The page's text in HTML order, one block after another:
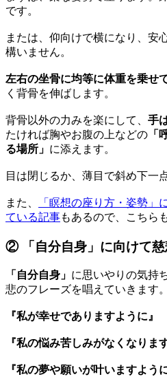
です。
または、仰向けで横になり、安
構いません。
左右の坐骨に均等に体重を乗せ
く背骨を伸ばします。
背骨以外の力みを楽にして、 手
たければ胸やお腹の上などの 「
る場所」 に添えます。
目は閉じるか、薄目で斜め下一
また、
「瞑想の座り方・姿勢」
ている記事もあるので、こちら
② 「自分自身」に向けて
「自分自身」 に思いやりの気持
悲のフレーズを唱えていきます。
『私が幸せでありますように』
『私の悩み苦しみがなくなりま
『私の夢や願いが叶いますように